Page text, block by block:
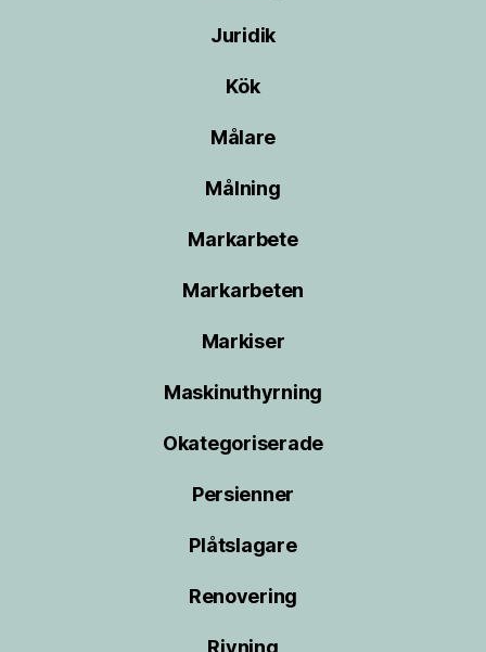
Juridik
Kök
Målare
Målning
Markarbete
Markarbeten
Markiser
Maskinuthyrning
Okategoriserade
Persienner
Plåtslagare
Renovering
Rivning